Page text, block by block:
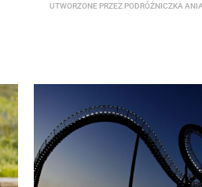
UTWORZONE PRZEZ PODRÓŻNICZKA ANIA